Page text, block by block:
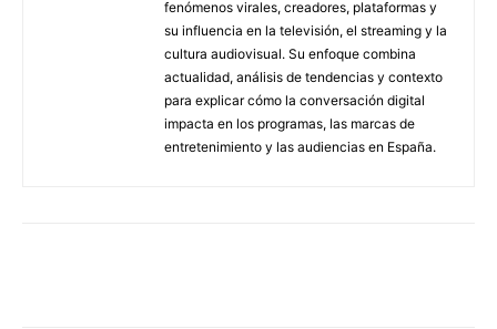
fenómenos virales, creadores, plataformas y
su influencia en la televisión, el streaming y la
cultura audiovisual. Su enfoque combina
actualidad, análisis de tendencias y contexto
para explicar cómo la conversación digital
impacta en los programas, las marcas de
entretenimiento y las audiencias en España.